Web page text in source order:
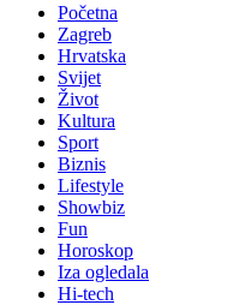
Početna
Zagreb
Hrvatska
Svijet
Život
Kultura
Sport
Biznis
Lifestyle
Showbiz
Fun
Horoskop
Iza ogledala
Hi-tech